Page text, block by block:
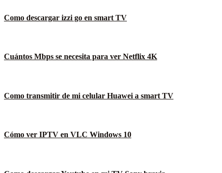
Como descargar izzi go en smart TV
Cuántos Mbps se necesita para ver Netflix 4K
Como transmitir de mi celular Huawei a smart TV
Cómo ver IPTV en VLC Windows 10